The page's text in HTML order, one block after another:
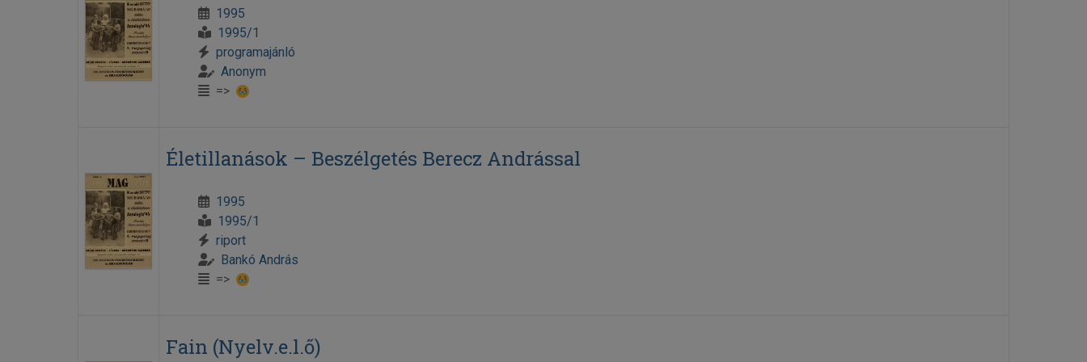
1995
1995/1
programajánló
Anonym
=>
Életillanások – Beszélgetés Berecz Andrással
1995
1995/1
riport
Bankó András
=>
Fain (Nyelv.e.l.ő)